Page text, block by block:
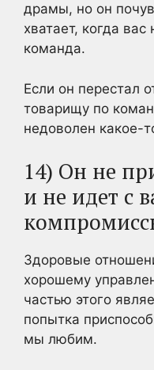
драмы, но он
хватает, когда
команда.
Если он перестал
товарищу по
недоволен какое-
14) Он не
и не идет с
Здоровые
хорошему
частью этого
попытка
мы любим.